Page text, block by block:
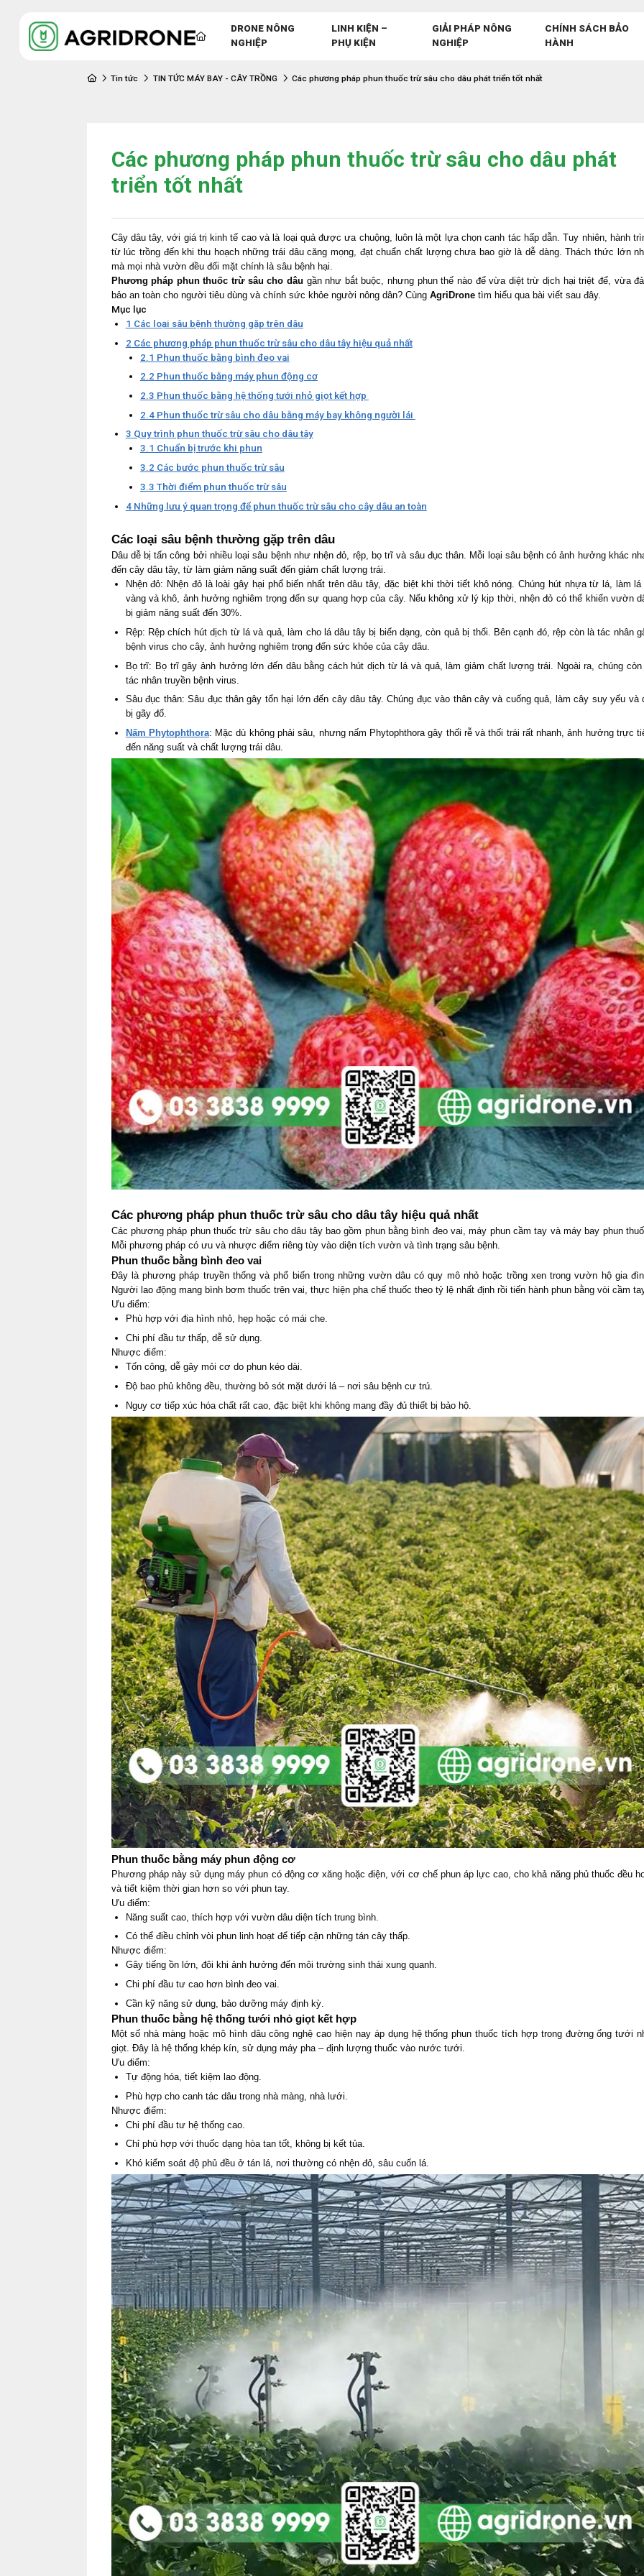
DRONE NÔNG
NGHIỆP
LINH KIỆN –
PHỤ KIỆN
GIẢI PHÁP NÔNG
NGHIỆP
CHÍNH SÁCH BẢO
HÀNH
Tin tức TIN TỨC MÁY BAY - CÂY TRỒNG Các phương pháp phun thuốc trừ sâu cho dâu phát triển tốt nhất
Các phương pháp phun thuốc trừ sâu cho dâu phát
triển tốt nhất
Cây dâu tây, với giá trị kinh tế cao và là loại quả được ưa chuộng, luôn là một lựa chọn canh tác hấp dẫn. Tuy nhiên, hành
từ lúc trồng đến khi thu hoạch những trái dâu căng mọng, đạt chuẩn chất lượng chưa bao giờ là dễ dàng. Thách thức lớn
mà mọi nhà vườn đều đối mặt chính là sâu bệnh hại.
Phương pháp phun thuốc trừ sâu cho dâu gần như bắt buộc, nhưng phun thế nào để vừa diệt trừ dịch hại triệt để, vừa
bảo an toàn cho người tiêu dùng và chính sức khỏe người nông dân? Cùng AgriDronetìm hiểu qua bài viết sau đây.
Mục lục
1 Các loại sâu bệnh thường gặp trên dâu
2 Các phương pháp phun thuốc trừ sâu cho dâu tây hiệu quả nhất
2.1 Phun thuốc bằng bình đeo vai
2.2 Phun thuốc bằng máy phun động cơ
2.3 Phun thuốc bằng hệ thống tưới nhỏ giọt kết hợp
2.4Phun thuốc trừ sâu cho dâu bằng máy bay không người lái
3 Quy trình phun thuốc trừ sâu cho dâu tây
3.1 Chuẩn bị trước khi phun
3.2 Các bước phun thuốc trừ sâu
3.3 Thời điểm phun thuốc trừ sâu
4Những lưu ý quan trọng để phun thuốc trừ sâu cho cây dâu an toàn
Các loại sâu bệnh thường gặp trên dâu
Dâu dễ bị tấn công bởi nhiều loại sâu bệnh như nhện đỏ, rệp, bọ trĩ và sâu đục thân. Mỗi loại sâu bệnh có ảnh hưởng khác
đến cây dâu tây, từ làm giảm năng suất đến giảm chất lượng trái.
Nhện đỏ: Nhện đỏ là loài gây hại phổ biến nhất trên dâu tây, đặc biệt khi thời tiết khô nóng. Chúng hút nhựa từ lá, làm lá
vàng và khô, ảnh hưởng nghiêm trọng đến sự quang hợp của cây. Nếu không xử lý kịp thời, nhện đỏ có thể khiến vườn
bị giảm năng suất đến 30%.
Rệp: Rệp chích hút dịch từ lá và quả, làm cho lá dâu tây bị biến dạng, còn quả bị thối. Bên cạnh đó, rệp còn là tác nhân
bệnh virus cho cây, ảnh hưởng nghiêm trọng đến sức khỏe của cây dâu.
Bọ trĩ: Bọ trĩ gây ảnh hưởng lớn đến dâu bằng cách hút dịch từ lá và quả, làm giảm chất lượng trái. Ngoài ra, chúng còn
tác nhân truyền bệnh virus.
Sâu đục thân: Sâu đục thân gây tổn hại lớn đến cây dâu tây. Chúng đục vào thân cây và cuống quả, làm cây suy yếu và
bị gãy đổ.
Nấm Phytophthora: Mặc dù không phải sâu, nhưng nấm Phytophthora gây thối rễ và thối trái rất nhanh, ảnh hưởng trực
đến năng suất và chất lượng trái dâu.
Các phương pháp phun thuốc trừ sâu cho dâu tây hiệu quả nhất
Các phương pháp phun thuốc trừ sâu cho dâu tây bao gồm phun bằng bình đeo vai, máy phun cầm tay và máy bay phun
Mỗi phương pháp có ưu và nhược điểm riêng tùy vào diện tích vườn và tình trạng sâu bệnh.
Phun thuốc bằng bình đeo vai
Đây là phương pháp truyền thống và phổ biến trong những vườn dâu có quy mô nhỏ hoặc trồng xen trong vườn hộ gia
Người lao động mang bình bơm thuốc trên vai, thực hiện pha chế thuốc theo tỷ lệ nhất định rồi tiến hành phun bằng vòi cầm
Ưu điểm:
Phù hợp với địa hình nhỏ, hẹp hoặc có mái che.
Chi phí đầu tư thấp, dễ sử dụng.
Nhược điểm:
Tốn công, dễ gây mỏi cơ do phun kéo dài.
Độ bao phủ không đều, thường bỏ sót mặt dưới lá – nơi sâu bệnh cư trú.
Nguy cơ tiếp xúc hóa chất rất cao, đặc biệt khi không mang đầy đủ thiết bị bảo hộ.
Phun thuốc bằng máy phun động cơ
Phương pháp này sử dụng máy phun có động cơ xăng hoặc điện, với cơ chế phun áp lực cao, cho khả năng phủ thuốc đều
và tiết kiệm thời gian hơn so với phun tay.
Ưu điểm:
Năng suất cao, thích hợp với vườn dâu diện tích trung bình.
Có thể điều chỉnh vòi phun linh hoạt để tiếp cận những tán cây thấp.
Nhược điểm:
Gây tiếng ồn lớn, đôi khi ảnh hưởng đến môi trường sinh thái xung quanh.
Chi phí đầu tư cao hơn bình đeo vai.
Cần kỹ năng sử dụng, bảo dưỡng máy định kỳ.
Phun thuốc bằng hệ thống tưới nhỏ giọt kết hợp
Một số nhà màng hoặc mô hình dâu công nghệ cao hiện nay áp dụng hệ thống phun thuốc tích hợp trong đường ống tưới
giọt. Đây là hệ thống khép kín, sử dụng máy pha – định lượng thuốc vào nước tưới.
Ưu điểm:
Tự động hóa, tiết kiệm lao động.
Phù hợp cho canh tác dâu trong nhà màng, nhà lưới.
Nhược điểm:
Chi phí đầu tư hệ thống cao.
Chỉ phù hợp với thuốc dạng hòa tan tốt, không bị kết tủa.
Khó kiểm soát độ phủ đều ở tán lá, nơi thường có nhện đỏ, sâu cuốn lá.